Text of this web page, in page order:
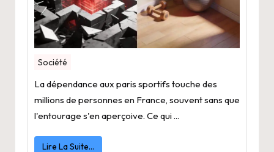
Société
La dépendance aux paris sportifs touche des
millions de personnes en France, souvent sans que
l'entourage s'en aperçoive. Ce qui ...
Lire La Suite…